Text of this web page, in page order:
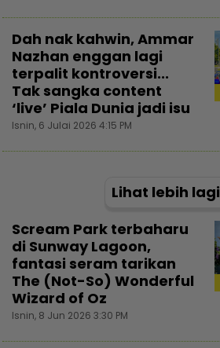
Dah nak kahwin, Ammar
Nazhan enggan lagi
terpalit kontroversi...
Tak sangka content
‘live’ Piala Dunia jadi isu
Isnin, 6 Julai 2026 4:15 PM
Lihat lebih lagi
Scream Park terbaharu
di Sunway Lagoon,
fantasi seram tarikan
The (Not-So) Wonderful
Wizard of Oz
Isnin, 8 Jun 2026 3:30 PM